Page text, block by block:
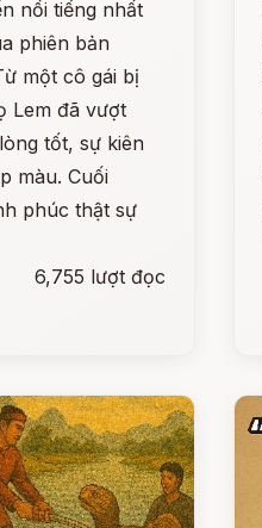
nổi tiếng nhất
phiên bản
một cô gái bị
Lem đã vượt
tốt, sự kiên
màu. Cuối
phúc thật sự
6,755 lượt đọc